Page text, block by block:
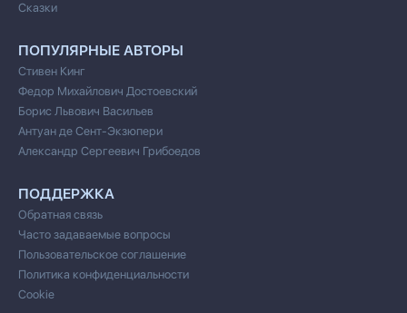
Сказки
ПОПУЛЯРНЫЕ АВТОРЫ
Стивен Кинг
Федор Михайлович Достоевский
Борис Львович Васильев
Антуан де Сент-Экзюпери
Александр Сергеевич Грибоедов
ПОДДЕРЖКА
Обратная связь
Часто задаваемые вопросы
Пользовательское соглашение
Политика конфиденциальности
Cookie